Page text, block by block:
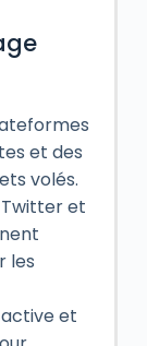
et des
volés.
et
les
et